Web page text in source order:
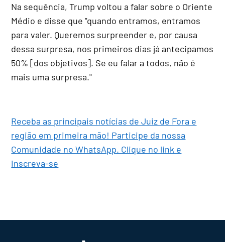
Na sequência, Trump voltou a falar sobre o Oriente
Médio e disse que "quando entramos, entramos
para valer. Queremos surpreender e, por causa
dessa surpresa, nos primeiros dias já antecipamos
50% [dos objetivos]. Se eu falar a todos, não é
mais uma surpresa."
Receba as principais notícias de Juiz de Fora e
região em primeira mão! Participe da nossa
Comunidade no WhatsApp. Clique no link e
inscreva-se